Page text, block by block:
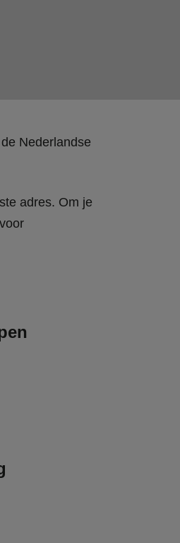
Nederlandse
adres. Om je